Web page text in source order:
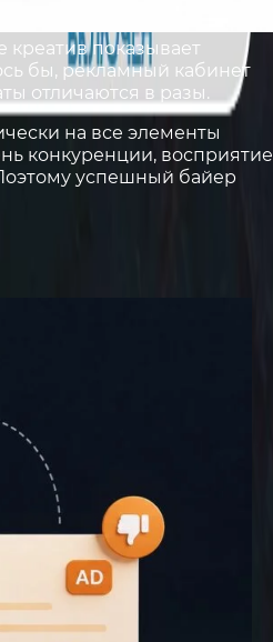
показывает
бы, рекламный кабинет
отличаются в разы.
на все элементы
конкуренции, восприятие
успешный байер